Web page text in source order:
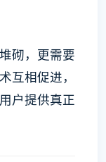
砌，更需要
互相促进，
户提供真正